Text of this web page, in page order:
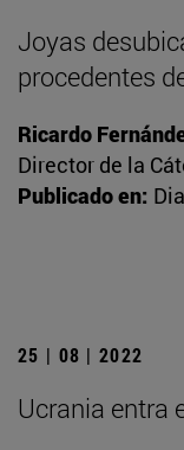
Joyas
procedentes
Ricardo
Director de la
Publicado en:
25 | 08 | 2022
Ucrania entra